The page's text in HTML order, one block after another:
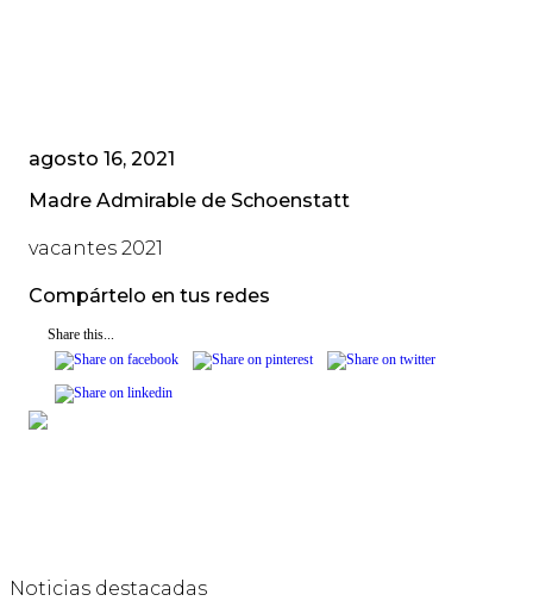
agosto 16, 2021
Madre Admirable de Schoenstatt
vacantes 2021
Compártelo en tus redes
Share this...
Noticias destacadas